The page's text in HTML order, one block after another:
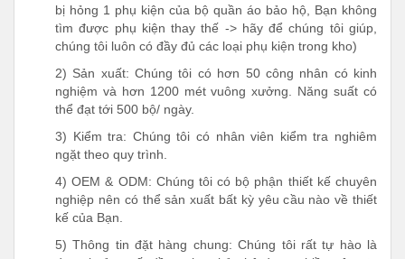
bị hỏng 1 phụ kiện của bộ quần áo bảo hộ, Bạn không
tìm được phụ kiện thay thế -> hãy để chúng tôi giúp,
chúng tôi luôn có đầy đủ các loại phụ kiện trong kho)
2) Sản xuất: Chúng tôi có hơn 50 công nhân có kinh
nghiệm và hơn 1200 mét vuông xưởng. Năng suất có
thể đạt tới 500 bộ/ ngày.
3) Kiểm tra: Chúng tôi có nhân viên kiểm tra nghiêm
ngặt theo quy trình.
4) OEM & ODM: Chúng tôi có bộ phận thiết kế chuyên
nghiệp nên có thể sản xuất bất kỳ yêu cầu nào về thiết
kế của Bạn.
5) Thông tin đặt hàng chung: Chúng tôi rất tự hào là